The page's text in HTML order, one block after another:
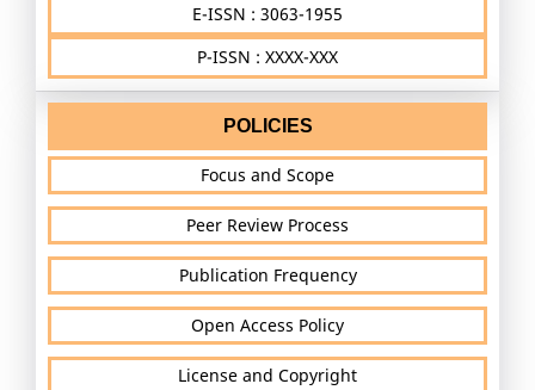
E-ISSN : 3063-1955
P-ISSN : XXXX-XXX
POLICIES
Focus and Scope
Peer Review Process
Publication Frequency
Open Access Policy
License and Copyright